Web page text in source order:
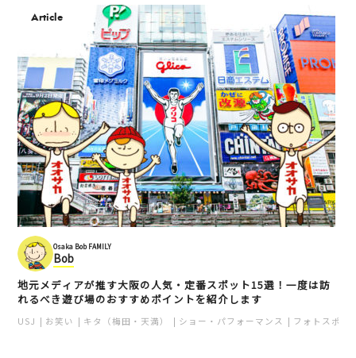
Article
Osaka Bob FAMILY
Bob
地元メディアが推す大阪の人気・定番スポット15選！一度は訪
れるべき遊び場のおすすめポイントを紹介します
USJ お笑い キタ（梅田・天満） ショー・パフォーマンス フォトスポッ